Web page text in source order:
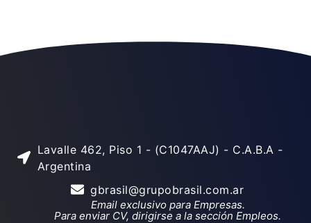
Lavalle 462, Piso 1 - (C1047AAJ) - C.A.B.A -
Argentina
gbrasil@grupobrasil.com.ar
Email exclusivo para Empresas.
Para enviar CV, dirigirse a la sección Empleos.